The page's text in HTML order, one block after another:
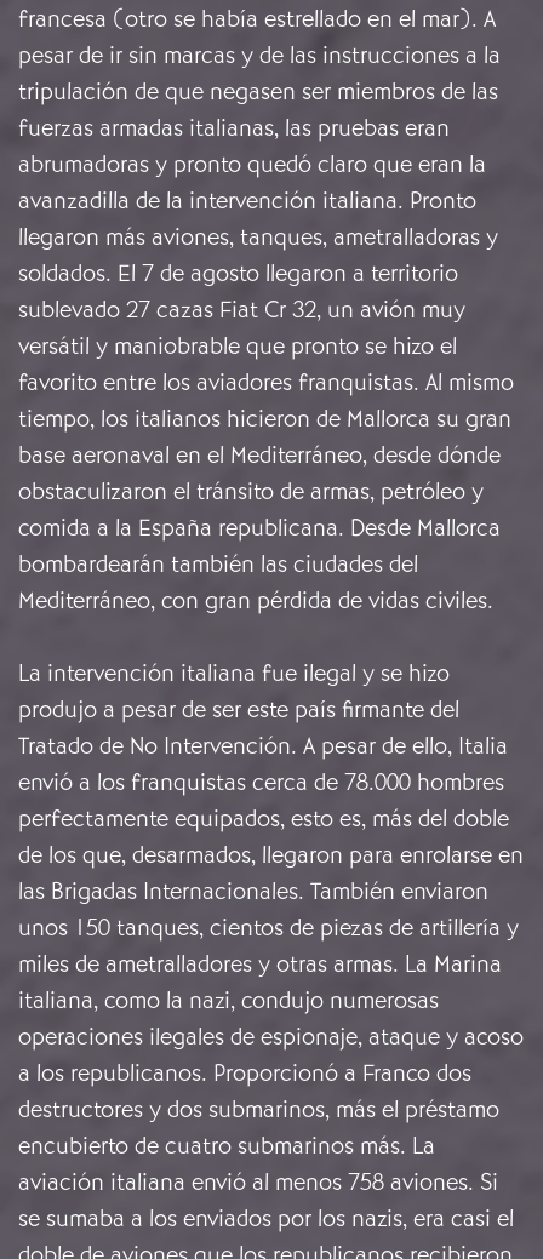
francesa (otro se había estrellado en el mar). A
pesar de ir sin marcas y de las instrucciones a la
tripulación de que negasen ser miembros de las
fuerzas armadas italianas, las pruebas eran
abrumadoras y pronto quedó claro que eran la
avanzadilla de la intervención italiana. Pronto
llegaron más aviones, tanques, ametralladoras y
soldados. El 7 de agosto llegaron a territorio
sublevado 27 cazas Fiat Cr 32, un avión muy
versátil y maniobrable que pronto se hizo el
favorito entre los aviadores franquistas. Al mismo
tiempo, los italianos hicieron de Mallorca su gran
base aeronaval en el Mediterráneo, desde dónde
obstaculizaron el tránsito de armas, petróleo y
comida a la España republicana. Desde Mallorca
bombardearán también las ciudades del
Mediterráneo, con gran pérdida de vidas civiles.
La intervención italiana fue ilegal y se hizo
produjo a pesar de ser este país firmante del
Tratado de No Intervención. A pesar de ello, Italia
envió a los franquistas cerca de 78.000 hombres
perfectamente equipados, esto es, más del doble
de los que, desarmados, llegaron para enrolarse en
las Brigadas Internacionales. También enviaron
unos 150 tanques, cientos de piezas de artillería y
miles de ametralladores y otras armas. La Marina
italiana, como la nazi, condujo numerosas
operaciones ilegales de espionaje, ataque y acoso
a los republicanos. Proporcionó a Franco dos
destructores y dos submarinos, más el préstamo
encubierto de cuatro submarinos más. La
aviación italiana envió al menos 758 aviones. Si
se sumaba a los enviados por los nazis, era casi el